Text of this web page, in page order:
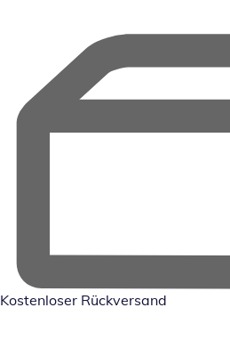
Kostenloser Rückversand